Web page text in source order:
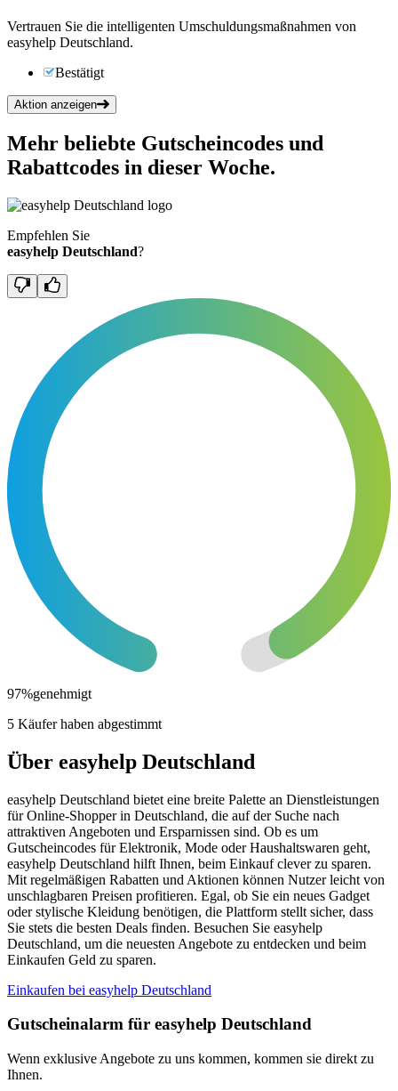
Vertrauen Sie die intelligenten Umschuldungsmaßnahmen von
easyhelp Deutschland.
Bestätigt
Aktion anzeigen
Mehr beliebte Gutscheincodes und
Rabattcodes in dieser Woche.
Empfehlen Sie
easyhelp Deutschland?
97%genehmigt
5 Käufer haben abgestimmt
Über easyhelp Deutschland
easyhelp Deutschland bietet eine breite Palette an Dienstleistungen
für Online-Shopper in Deutschland, die auf der Suche nach
attraktiven Angeboten und Ersparnissen sind. Ob es um
Gutscheincodes für Elektronik, Mode oder Haushaltswaren geht,
easyhelp Deutschland hilft Ihnen, beim Einkauf clever zu sparen.
Mit regelmäßigen Rabatten und Aktionen können Nutzer leicht von
unschlagbaren Preisen profitieren. Egal, ob Sie ein neues Gadget
oder stylische Kleidung benötigen, die Plattform stellt sicher, dass
Sie stets die besten Deals finden. Besuchen Sie easyhelp
Deutschland, um die neuesten Angebote zu entdecken und beim
Einkaufen Geld zu sparen.
Einkaufen bei easyhelp Deutschland
Gutscheinalarm für easyhelp Deutschland
Wenn exklusive Angebote zu uns kommen, kommen sie direkt zu
Ihnen.